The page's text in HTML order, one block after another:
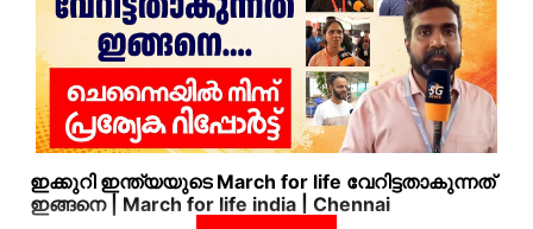
ഇക്കുറി ഇന്ത്യയുടെ March for life വേറിട്ടതാകുന്നത്
ഇങ്ങനെ | March for life india | Chennai